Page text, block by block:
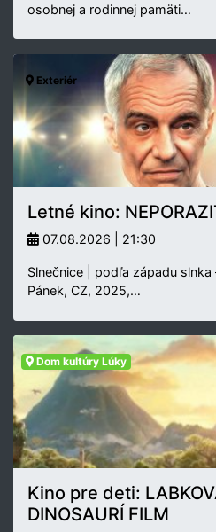
osobnej a rodinnej pamäti…
Exteriér
Letné kino:
07.08.2026 | 21:30
Slnečnice | podľa západu slnka
Pánek, CZ, 2025,…
Dom kultúry Lúky
Kino pre deti:
DINOSAURÍ FILM